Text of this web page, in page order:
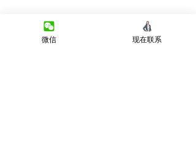
完工时间
微信 现在联系